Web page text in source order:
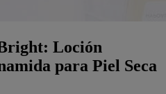
Loción
para Piel Seca